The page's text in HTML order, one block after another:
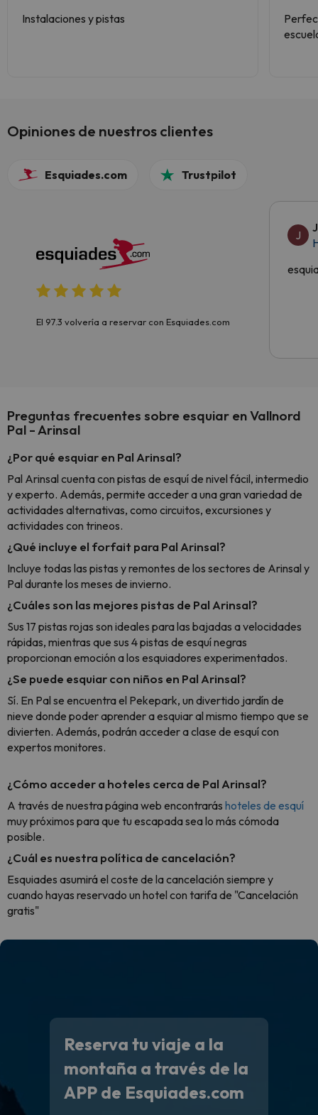
Instalaciones y pistas
Opiniones de nuestros clientes
Esquiades.com Trustpilot
El 97.3 volvería a reservar con Esquiades.com
J
Preguntas frecuentes sobre esquiar en Vallnord
Pal - Arinsal
¿Por qué esquiar en Pal Arinsal?
Pal Arinsal cuenta con pistas de esquí de nivel fácil, intermedio
y experto. Además, permite acceder a una gran variedad de
actividades alternativas, como circuitos, excursiones y
actividades con trineos.
¿Qué incluye el forfait para Pal Arinsal?
Incluye todas las pistas y remontes de los sectores de Arinsal y
Pal durante los meses de invierno.
¿Cuáles son las mejores pistas de Pal Arinsal?
Sus 17 pistas rojas son ideales para las bajadas a velocidades
rápidas, mientras que sus 4 pistas de esquí negras
proporcionan emoción a los esquiadores experimentados.
¿Se puede esquiar con niños en Pal Arinsal?
Sí. En Pal se encuentra el Pekepark, un divertido jardín de
nieve donde poder aprender a esquiar al mismo tiempo que se
divierten. Además, podrán acceder a clase de esquí con
expertos monitores.
¿Cómo acceder a hoteles cerca de Pal Arinsal?
A través de nuestra página web encontrarás hoteles de esquí
muy próximos para que tu escapada sea lo más cómoda
posible.
¿Cuál es nuestra política de cancelación?
Esquiades asumirá el coste de la cancelación siempre y
cuando hayas reservado un hotel con tarifa de "Cancelación
gratis"
Reserva tu viaje a la
montaña a través de la
APP de Esquiades.com